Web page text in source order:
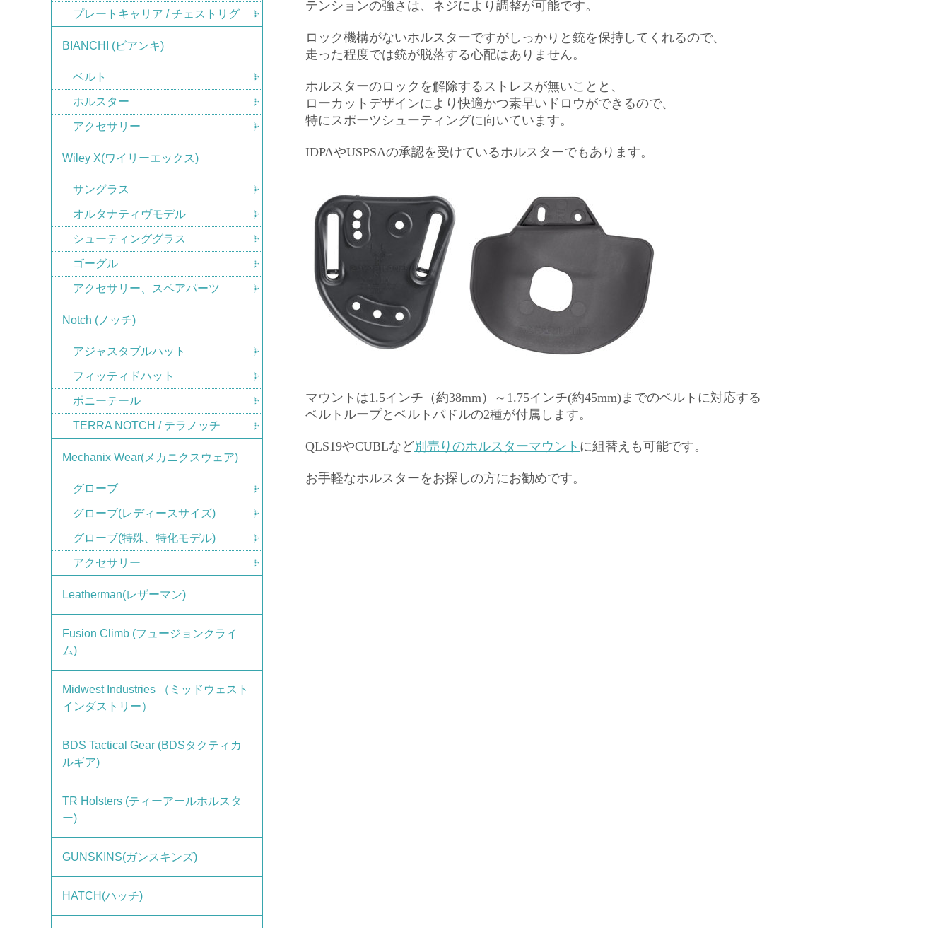
テンションの強さは、ネジにより調整が可能です。
ロック機構がないホルスターですがしっかりと銃を保持してくれるので、
走った程度では銃が脱落する心配はありません。
ホルスターのロックを解除するストレスが無いことと、
ローカットデザインにより快適かつ素早いドロウができるので、
特にスポーツシューティングに向いています。
IDPAやUSPSAの承認を受けているホルスターでもあります。
マウントは1.5インチ（約38mm）～1.75インチ(約45mm)までのベルトに対応する
ベルトループとベルトパドルの2種が付属します。
QLS19やCUBLなど別売りのホルスターマウント に組替えも可能です。
お手軽なホルスターをお探しの方にお勧めです。
プレートキャリア / チェストリグ
BIANCHI (ビアンキ)
ベルト
ホルスター
アクセサリー
Wiley X(ワイリーエックス)
サングラス
オルタナティヴモデル
シューティンググラス
ゴーグル
アクセサリー、スペアパーツ
Notch (ノッチ)
アジャスタブルハット
フィッティドハット
ポニーテール
TERRA NOTCH / テラノッチ
Mechanix Wear(メカニクスウェア)
グローブ
グローブ(レディースサイズ)
グローブ(特殊、特化モデル)
アクセサリー
Leatherman(レザーマン)
Fusion Climb (フュージョンクライ
ム)
Midwest Industries （ミッドウェスト
インダストリー）
BDS Tactical Gear (BDSタクティカ
ルギア)
TR Holsters (ティーアールホルスタ
ー)
GUNSKINS(ガンスキンズ)
HATCH(ハッチ)